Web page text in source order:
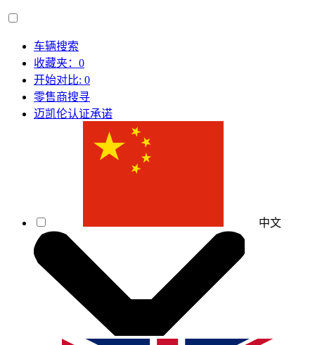
车辆搜索
收藏夹： 0
开始对比: 0
零售商搜寻
迈凯伦认证承诺
中文